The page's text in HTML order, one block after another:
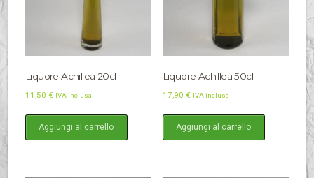
Liquore Achillea 20cl
11,50 € IVA inclusa
Aggiungi al carrello
Liquore Achillea 50cl
17,90 € IVA inclusa
Aggiungi al carrello